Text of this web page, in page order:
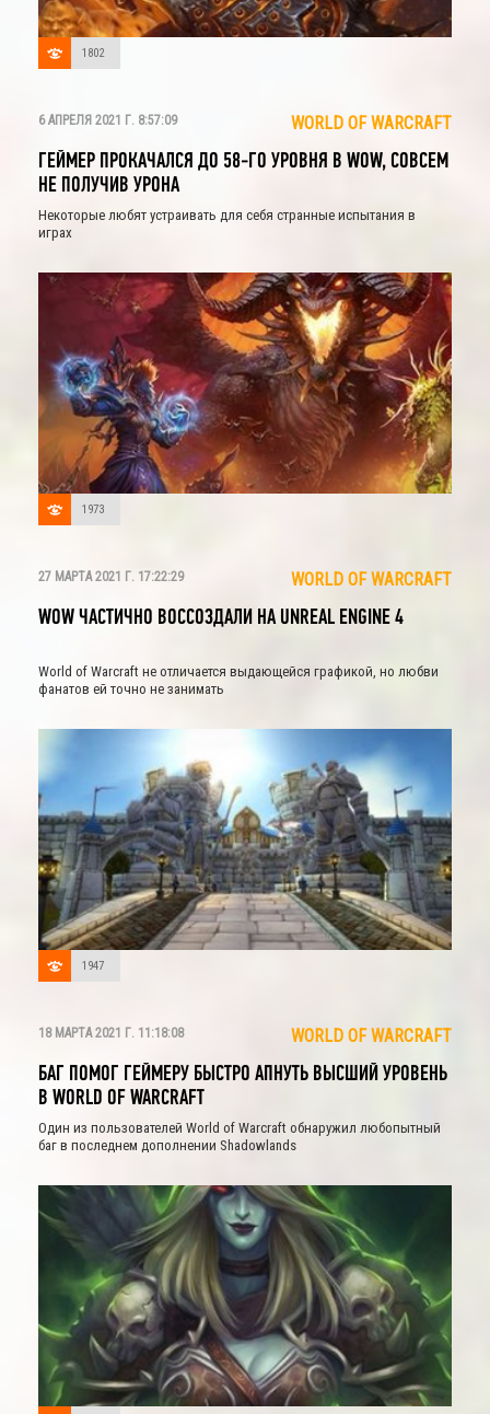
1802
6 АПРЕЛЯ 2021 Г. 8:57:09 WORLD OF WARCRAFT
ГЕЙМЕР ПРОКАЧАЛСЯ ДО 58-ГО УРОВНЯ В WOW, СОВСЕМ
НЕ ПОЛУЧИВ УРОНА
Некоторые любят устраивать для себя странные испытания в
играх
1973
27 МАРТА 2021 Г. 17:22:29 WORLD OF WARCRAFT
WOW ЧАСТИЧНО ВОССОЗДАЛИ НА UNREAL ENGINE 4
World of Warcraft не отличается выдающейся графикой, но любви
фанатов ей точно не занимать
1947
18 МАРТА 2021 Г. 11:18:08 WORLD OF WARCRAFT
БАГ ПОМОГ ГЕЙМЕРУ БЫСТРО АПНУТЬ ВЫСШИЙ УРОВЕНЬ
В WORLD OF WARCRAFT
Один из пользователей World of Warcraft обнаружил любопытный
баг в последнем дополнении Shadowlands